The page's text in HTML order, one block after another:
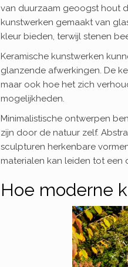
van duurzaam geoogst hout
kunstwerken gemaakt van
kleur bieden, terwijl stenen
Keramische kunstwerken
glanzende afwerkingen. De
maar ook hoe het zich
mogelijkheden.
Minimalistische ontwerpen
zijn door de natuur zelf.
sculpturen herkenbare
materialen kan leiden tot een
Hoe moderne